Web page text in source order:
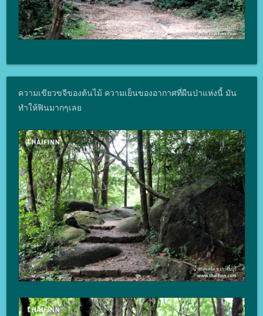
ความเขียวขจีของต้นไม้ ความเย็นของอากาศที่ผืนป่าแห่งนี้ มัน
ทำให้ฟินมากๆเลย